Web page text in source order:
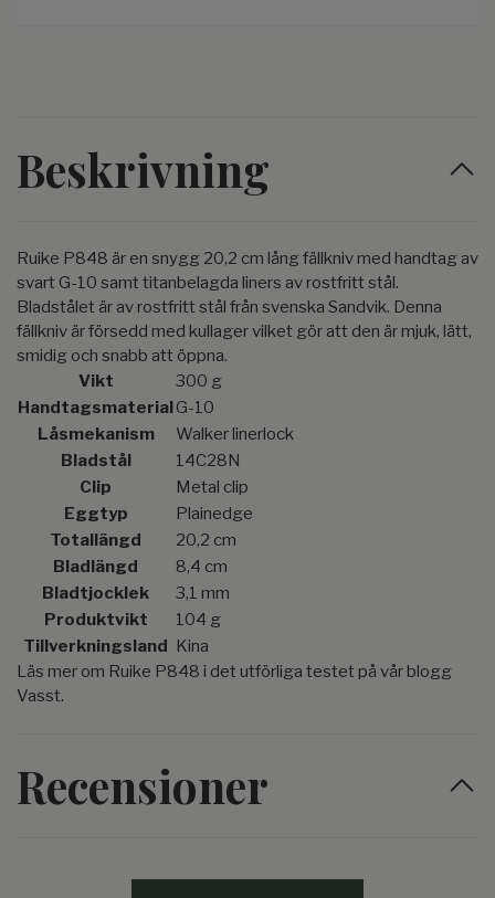
Beskrivning
Ruike P848 är en snygg 20,2 cm lång fällkniv med handtag av
svart G-10 samt titanbelagda liners av rostfritt stål.
Bladstålet är av rostfritt stål från svenska Sandvik. Denna
fällkniv är försedd med kullager vilket gör att den är mjuk, lätt,
smidig och snabb att öppna.
Vikt
300 g
HandtagsmaterialG-10
Låsmekanism
Walker linerlock
Bladstål
14C28N
Clip
Metal clip
Eggtyp
Plainedge
Totallängd
20,2 cm
Bladlängd
8,4 cm
Bladtjocklek
3,1 mm
Produktvikt
104 g
Tillverkningsland Kina
Läs mer om Ruike P848 i det utförliga testet på vår blogg
Vasst.
Recensioner